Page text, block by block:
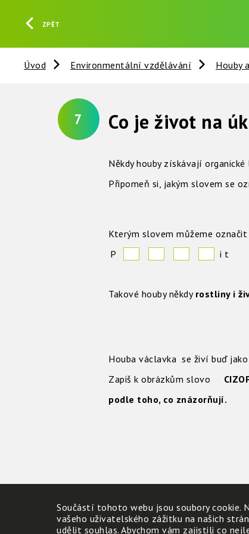
ZPĚT
Úvod Environmentální vzdělávání Houby
7 Co je život na
Někdy houby získávají
Připomeň si, jakým slovem se
Kterým slovem můžeme
P
i t
Takové houby někdy rostliny i
Houba václavka se živí buď jako
Zapiš k obrázkům slovo
podle toho, co znázorňují.
Součástí tohoto webu jsou soubory cookie.
vašeho uživatelského zážitku na našich
udělit souhlas. Abychom vám zajistili co